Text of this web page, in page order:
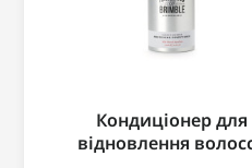
Кондиціонер для
відновлення